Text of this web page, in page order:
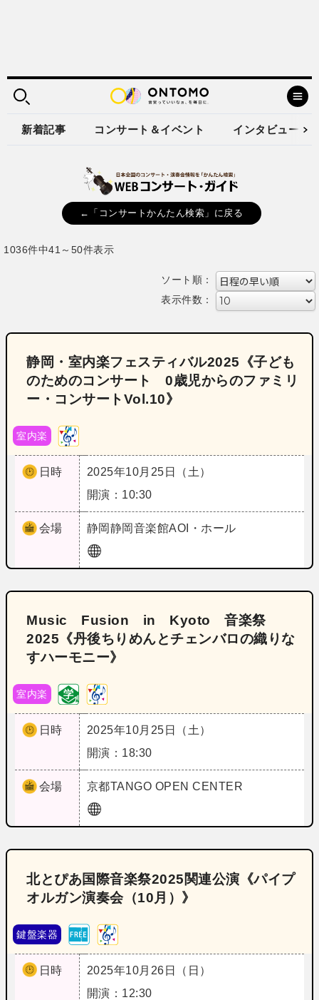
新着記事 コンサート＆イベント インタビュー
←「コンサートかんたん検索」に戻る
1036件中41～50件表示
ソート順：
表示件数：
静岡・室内楽フェスティバル2025《子ども
のためのコンサート 0歳児からのファミリ
ー・コンサートVol.10》
室内楽
日時
2025年10月25日（土）
開演：10:30
会場 静岡静岡音楽館AOI・ホール
Music Fusion in Kyoto 音楽祭
2025《丹後ちりめんとチェンバロの織りな
すハーモニー》
室内楽
日時
2025年10月25日（土）
開演：18:30
会場 京都TANGO OPEN CENTER
北とぴあ国際音楽祭2025関連公演《パイプ
オルガン演奏会（10月）》
鍵盤楽器
日時
2025年10月26日（日）
開演：12:30